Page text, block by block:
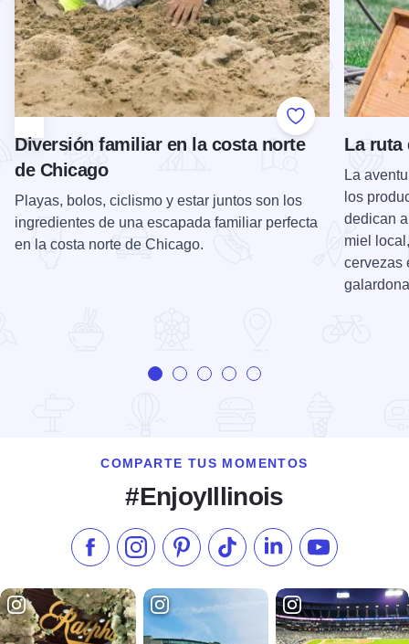
explorar el
centro de
Peoria.
Add to Favorites
Diversión familiar en la costa norte
de Chicago
Playas, bolos, ciclismo y estar juntos son los
ingredientes de una escapada familiar perfecta
en la costa norte de Chicago.
La ruta
La
los
dedican
miel
cervezas
COMPARTE TUS MOMENTOS
#EnjoyIllinois
Síganos en Facebook
Síganos en Instagram
Visite nuestro Pinterest
Síganos en TikTok
Síganos en LinkedIn
Suscríbase a